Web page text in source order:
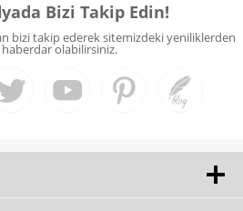
Bizi Takip Edin!
bizi takip ederek sitemizdeki yeniliklerden
haberdar olabilirsiniz.